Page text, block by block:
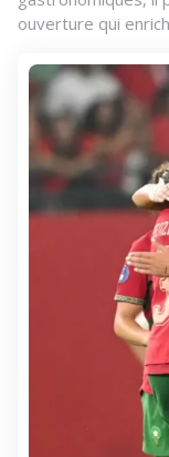
ouverture qui